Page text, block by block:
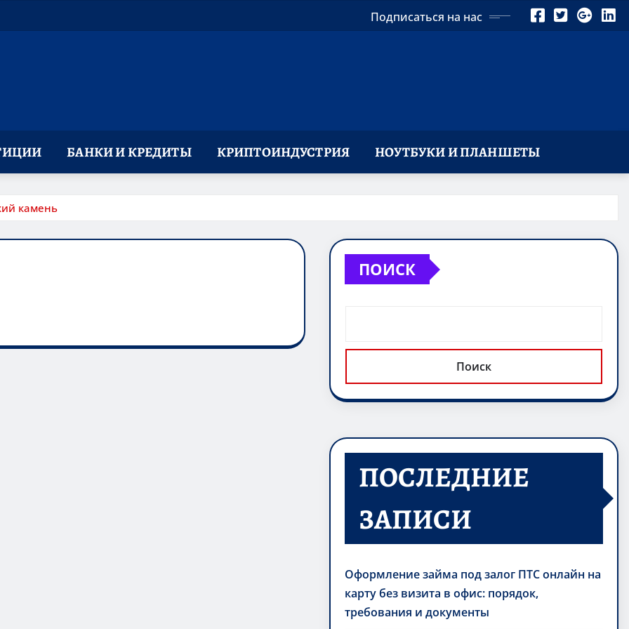
Подписаться на нас
БАНКИ И КРЕДИТЫ КРИПТОИНДУСТРИЯ НОУТБУКИ И ПЛАНШЕТЫ
камень
ПОИСК
Поиск
ПОСЛЕДНИЕ
ЗАПИСИ
Оформление займа под залог ПТС онлайн на
карту без визита в офис: порядок,
требования и документы